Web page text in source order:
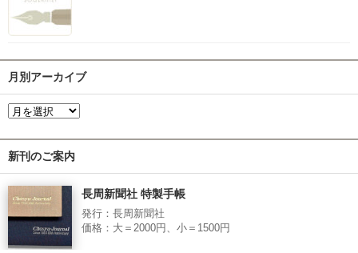
月別アーカイブ
新刊のご案内
長周新聞社 特製手帳
発行：長周新聞社
価格：大＝2000円、小＝1500円